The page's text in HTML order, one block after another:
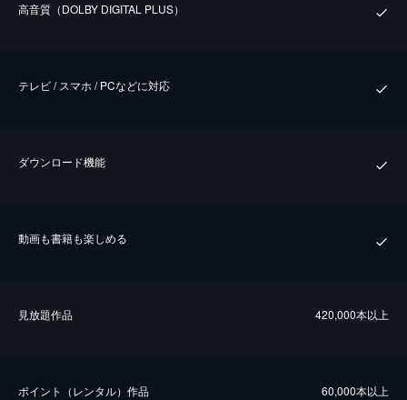
⾼⾳質（DOLBY DIGITAL PLUS）
テレビ / スマホ / PCなどに対応
ダウンロード機能
動画も書籍も楽しめる
⾒放題作品 420,000本以上
ポイント（レンタル）作品 60,000本以上